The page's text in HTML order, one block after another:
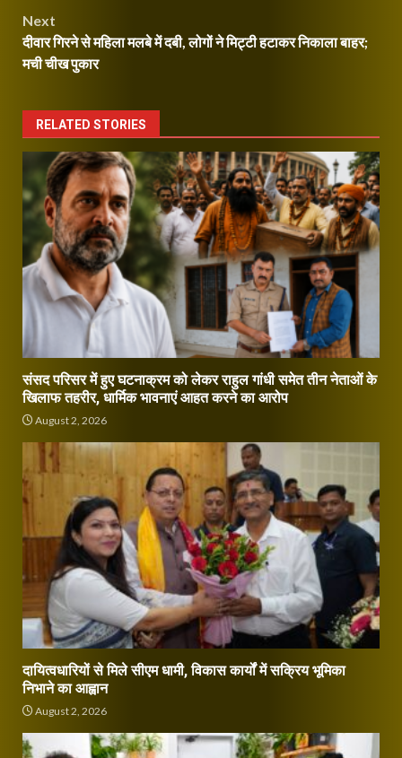
Next
दीवार गिरने से महिला मलबे में दबी, लोगों ने मिट्टी हटाकर निकाला बाहर;
मची चीख पुकार
RELATED STORIES
संसद परिसर में हुए घटनाक्रम को लेकर राहुल गांधी समेत तीन नेताओं के
खिलाफ तहरीर, धार्मिक भावनाएं आहत करने का आरोप
August 2, 2026
दायित्वधारियों से मिले सीएम धामी, विकास कार्यों में सक्रिय भूमिका
निभाने का आह्वान
August 2, 2026